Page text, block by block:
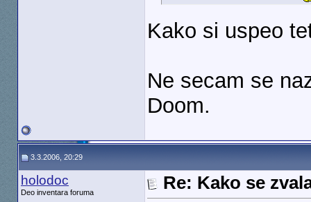
Kako si uspeo
Ne secam se
Doom.
3.3.2006, 20:29
holodoc
Deo inventara foruma
Re: Kako se